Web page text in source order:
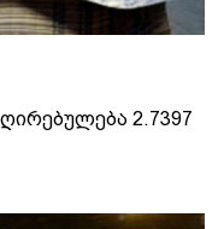
2.7397